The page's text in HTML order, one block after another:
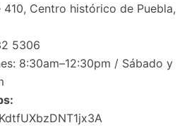
410, Centro histórico de Puebla,
5306
8:30am–12:30pm / Sábado y